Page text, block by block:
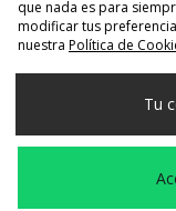
que nada es para
modificar tus
nuestra Política de
Tu